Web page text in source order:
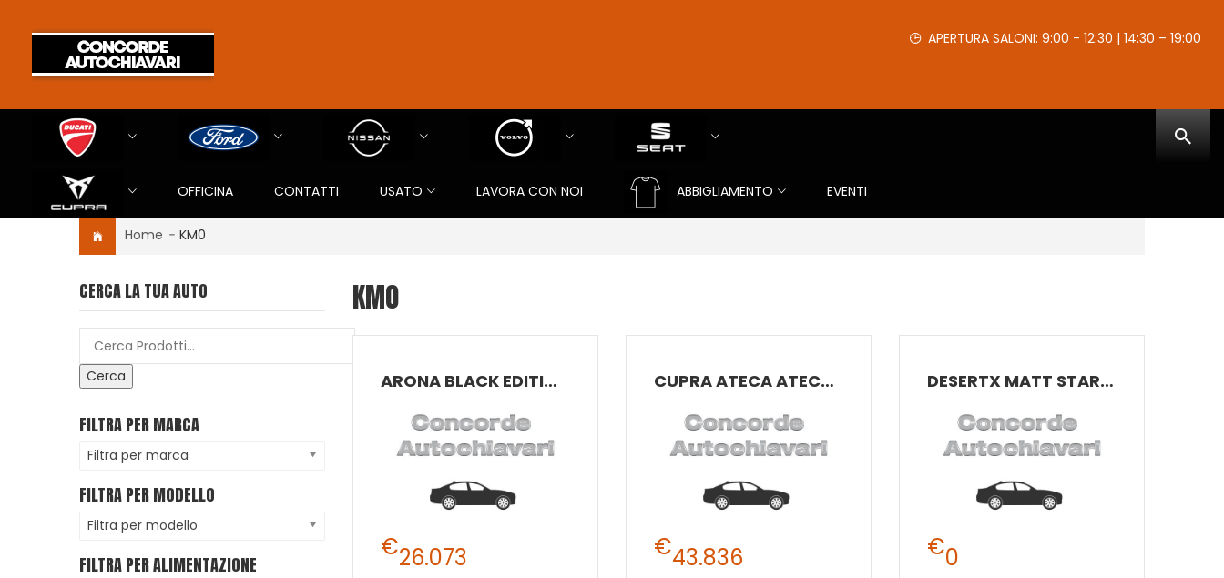
APERTURA SALONI: 9:00 - 12:30 | 14:30 – 19:00
OFFICINA CONTATTI USATO LAVORA CON NOI ABBIGLIAMENTO EVENTI
Home - KM0
CERCA LA TUA AUTO
Cerca
FILTRA PER MARCA
Filtra per marca
FILTRA PER MODELLO
Filtra per modello
FILTRA PER ALIMENTAZIONE
KM0
ARONA BLACK EDITION 1.0 ECOTSI 85 KW (115 CV) BENZINA MANUALE 6 MARCE 2WD
€26.073
CUPRA ATECA ATECA 1.5 TSI 110 KW (150 CV) DSG 7 MARCE
€43.836
DESERTX MATT STAR 2025
€0